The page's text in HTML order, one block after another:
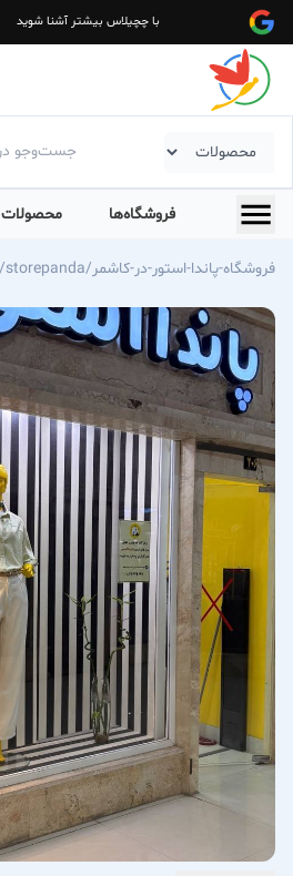
با چچیلاس بیشتر آشنا شوید
فروشگاه‌ها محصولات
https://chechilas.com/storepanda/فروشگاه-پاندا-استور-در-کاشمر